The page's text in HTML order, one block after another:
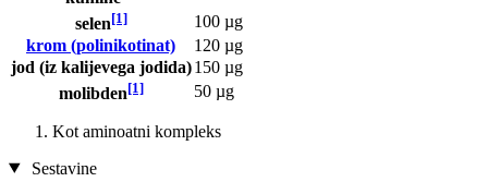
selen[1]
100 µg
krom (polinikotinat)
120 µg
jod (iz kalijevega jodida) 150 µg
molibden[1] 50 µg
Kot aminoatni kompleks
Sestavine